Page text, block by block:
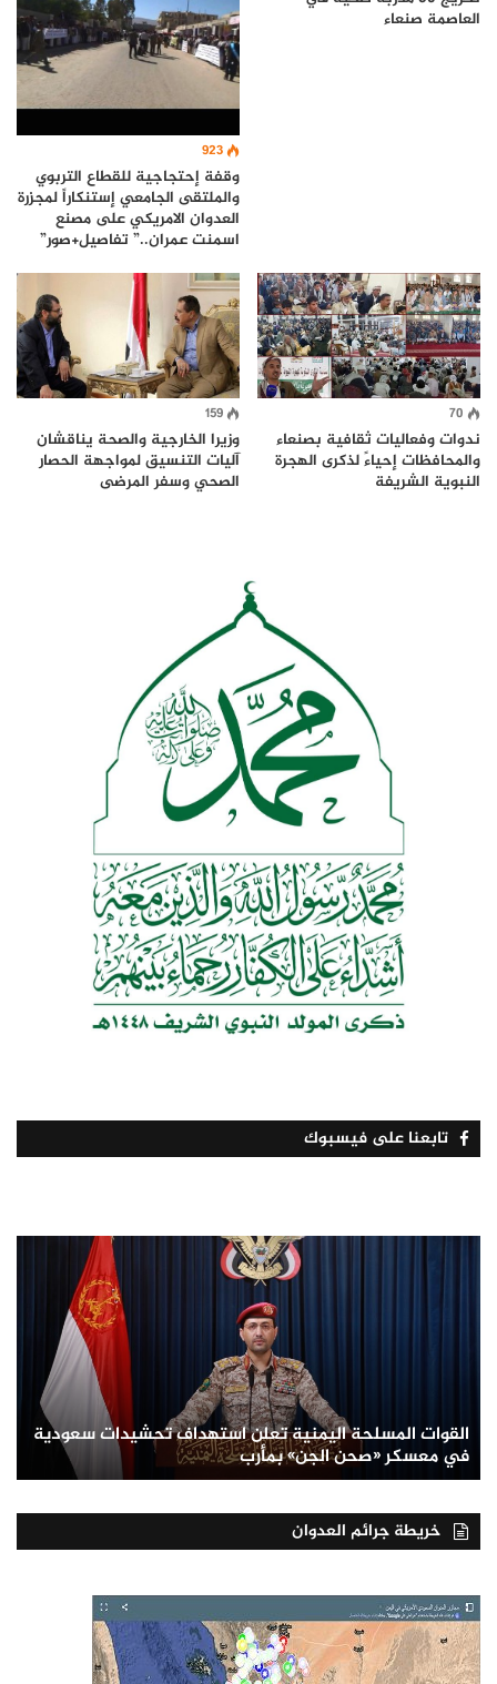
العاصمة صنعاء
923
وقفة إحتجاجية للقطاع التربوي
والملتقى الجامعي إستنكاراً لمجزرة
العدوان الامريكي على مصنع
اسمنت عمران..” تفاصيل+صور”
70
ندوات وفعاليات ثقافية بصنعاء
والمحافظات إحياءً لذكرى الهجرة
النبوية الشريفة
159
وزيرا الخارجية والصحة يناقشان
آليات التنسيق لمواجهة الحصار
الصحي وسفر المرضى
تابعنا على فيسبوك
القوات المسلحة اليمنية تعلن استهداف تحشيدات سعودية
في معسكر «صحن الجن» بمأرب
خريطة جرائم العدوان